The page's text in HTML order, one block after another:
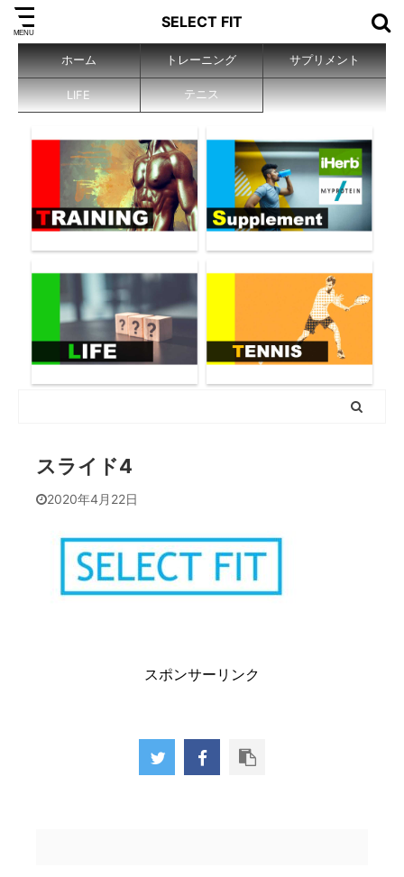
SELECT FIT
ホーム トレーニング サプリメント
LIFE テニス
スライド4
2020年4月22日
スポンサーリンク